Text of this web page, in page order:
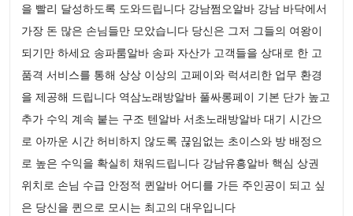
을 빨리 달성하도록 도와드립니다 강남쩜오알바 강남 바닥에서
가장 돈 많은 손님들만 모았습니다 당신은 그저 그들의 여왕이
되기만 하세요 송파룸알바 송파 자산가 고객들을 상대로 한 고
품격 서비스를 통해 상상 이상의 고페이와 럭셔리한 업무 환경
을 제공해 드립니다 역삼노래방알바 풀싸롱페이 기본 단가 높고
추가 수익 계속 붙는 구조 텐알바 서초노래방알바 대기 시간으
로 아까운 시간 허비하지 않도록 끊임없는 초이스와 방 배정으
로 높은 수익을 확실히 채워드립니다 강남유흥알바 핵심 상권
위치로 손님 수급 안정적 퀸알바 어디를 가든 주인공이 되고 싶
은 당신을 퀸으로 모시는 최고의 대우입니다